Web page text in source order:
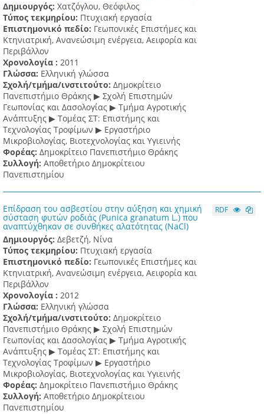
Δημιουργός: Χατζόγλου, Θεόφιλος
Τύπος τεκμηρίου: Πτυχιακή εργασία
Επιστημονικό πεδίο: Γεωπονικές Επιστήμες και
Κτηνιατρική, Ανανεώσιμη ενέργεια, Αειφορία και
Περιβάλλον
Χρονολογία : 2011
Γλώσσα: Ελληνική γλώσσα
Σχολή/τμήμα/ινστιτούτο: Δημοκρίτειο
Πανεπιστήμιο Θράκης ▶ Σχολή Επιστημών
Γεωπονίας και Δασολογίας ▶ Τμήμα Αγροτικής
Ανάπτυξης ▶ Τομέας ΣΤ: Επιστήμης και
Τεχνολογίας Τροφίμων ▶ Εργαστήριο
Μικροβιολογίας, Βιοτεχνολογίας και Υγιεινής
Φορέας: Δημοκρίτειο Πανεπιστήμιο Θράκης
Συλλογή: Αποθετήριο Δημοκρίτειου
Πανεπιστημίου
Επίδραση του ασβεστίου στην αύξηση και χημική
σύσταση φυτών ροδιάς (Punica granatum L.) που
αναπτύχθηκαν σε συνθήκες αλατότητας (ΝaCl)
Δημιουργός: Δεβετζή, Νίνα
Τύπος τεκμηρίου: Πτυχιακή εργασία
Επιστημονικό πεδίο: Γεωπονικές Επιστήμες και
Κτηνιατρική, Ανανεώσιμη ενέργεια, Αειφορία και
Περιβάλλον
Χρονολογία : 2012
Γλώσσα: Ελληνική γλώσσα
Σχολή/τμήμα/ινστιτούτο: Δημοκρίτειο
Πανεπιστήμιο Θράκης ▶ Σχολή Επιστημών
Γεωπονίας και Δασολογίας ▶ Τμήμα Αγροτικής
Ανάπτυξης ▶ Τομέας ΣΤ: Επιστήμης και
Τεχνολογίας Τροφίμων ▶ Εργαστήριο
Μικροβιολογίας, Βιοτεχνολογίας και Υγιεινής
Φορέας: Δημοκρίτειο Πανεπιστήμιο Θράκης
Συλλογή: Αποθετήριο Δημοκρίτειου
Πανεπιστημίου
RDF